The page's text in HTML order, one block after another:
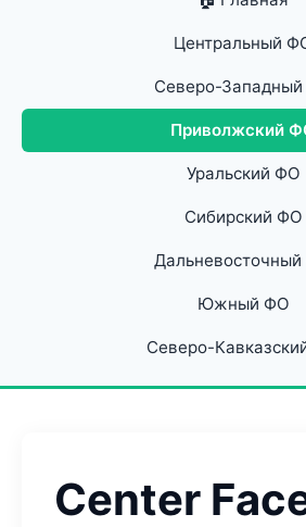
Центральный
Северо-
Приволжский
Уральский ФО
Сибирский ФО
Южный ФО
Северо-
Center